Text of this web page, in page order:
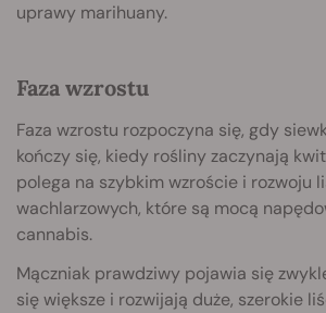
uprawy marihuany.
Faza wzrostu
Faza wzrostu rozpoczyna się, gdy
kończy się, kiedy rośliny zaczynają
polega na szybkim wzroście i rozwoju
wachlarzowych, które są mocą
cannabis.
Mączniak prawdziwy pojawia się
się większe i rozwijają duże, szerokie